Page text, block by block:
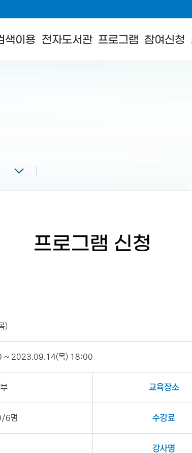
색이용 전자도서관 프로그램 참여신청
프로그램 신청
)
~ 2023.09.14(목) 18:00
교육장소
6명 수강료
강사명